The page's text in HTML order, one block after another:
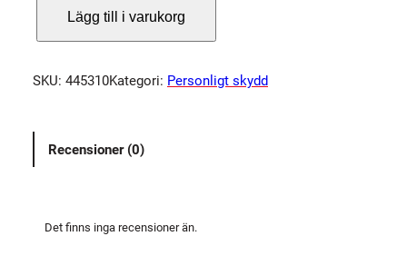
e
s
j
Lägg till i varukorg
SKU: 445310Kategori: Personligt skydd
Recensioner (0)
Det finns inga recensioner än.